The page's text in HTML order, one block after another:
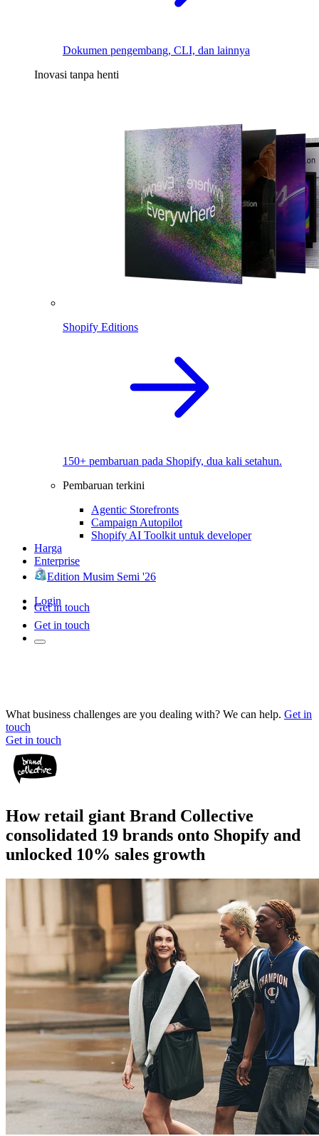
Dokumen pengembang, CLI, dan lainnya
Inovasi tanpa henti
Shopify Editions
150+ pembaruan pada Shopify, dua kali setahun.
Pembaruan terkini
Agentic Storefronts
Campaign Autopilot
Shopify AI Toolkit untuk developer
Harga
Enterprise
Edition Musim Semi '26
Login
Get in touch
Get in touch
What business challenges are you dealing with? We can help. Get in
touch
Get in touch
How retail giant Brand Collective
consolidated 19 brands onto Shopify and
unlocked 10% sales growth